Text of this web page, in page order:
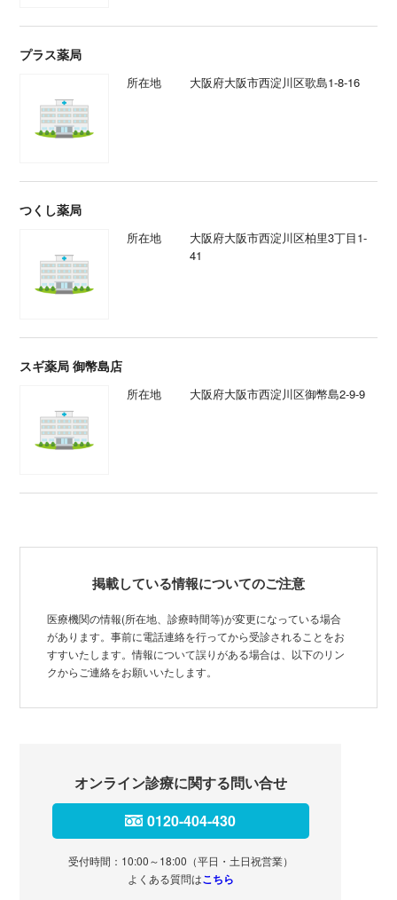
プラス薬局
所在地 大阪府大阪市西淀川区歌島1-8-16
つくし薬局
所在地
大阪府大阪市西淀川区柏里3丁目1-
41
スギ薬局 御幣島店
所在地 大阪府大阪市西淀川区御幣島2-9-9
掲載している情報についてのご注意
医療機関の情報(所在地、診療時間等)が変更になっている場合
があります。事前に電話連絡を行ってから受診されることをお
すすいたします。情報について誤りがある場合は、以下のリン
クからご連絡をお願いいたします。
オンライン診療に関する問い合せ
0120-404-430
受付時間：10:00～18:00（平日・土日祝営業）
よくある質問はこちら